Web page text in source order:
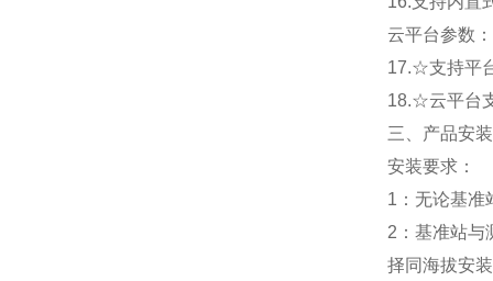
云平台参数：
17.☆支持平
18.☆云平台
三、产品安装
安装要求：
1：无论基准
2：基准站与
择同海拔安